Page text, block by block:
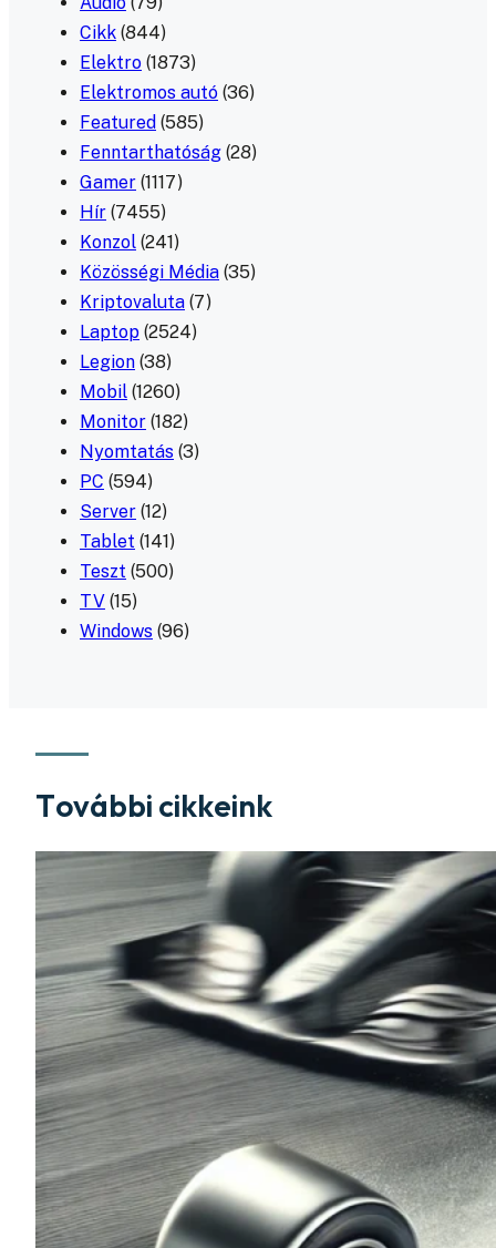
Cikk (844)
Elektro (1873)
Elektromos autó (36)
Featured (585)
Fenntarthatóság (28)
Gamer (1117)
Hír (7455)
Konzol (241)
Közösségi Média (35)
Kriptovaluta (7)
Laptop (2524)
Legion (38)
Mobil (1260)
Monitor (182)
Nyomtatás (3)
PC (594)
Server (12)
Tablet (141)
Teszt (500)
TV (15)
Windows (96)
További cikkeink